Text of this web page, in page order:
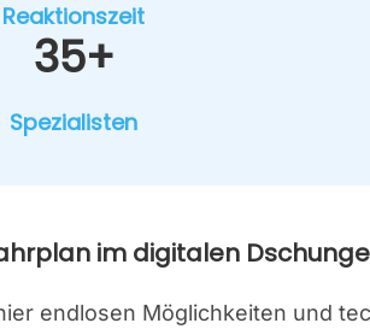
Reak­ti­ons­zeit
35+
Spe­zia­lis­ten
im digi­ta­len
end­lo­sen Mög­lich­kei­ten und